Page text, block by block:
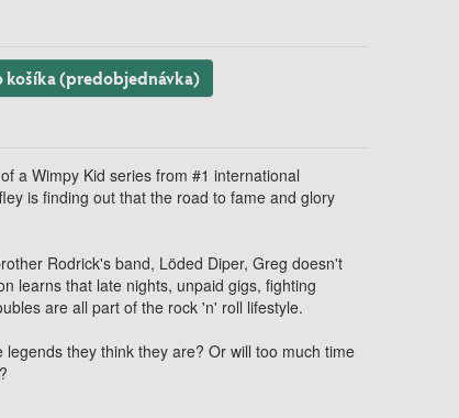
Do košíka (predobjednávka)
a Wimpy Kid series from #1 international
is finding out that the road to fame and glory
Rodrick's band, Löded Diper, Greg doesn't
learns that late nights, unpaid gigs, fighting
are all part of the rock 'n' roll lifestyle.
they think they are? Or will too much time